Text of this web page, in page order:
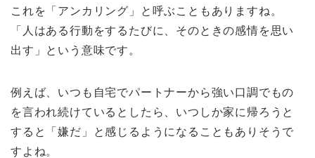
これを「アンカリング」と呼ぶこともありますね。
「人はある行動をするたびに、そのときの感情を思い
出す」という意味です。
例えば、いつも自宅でパートナーから強い口調でもの
を言われ続けているとしたら、いつしか家に帰ろうと
すると「嫌だ」と感じるようになることもありそうで
すよね。